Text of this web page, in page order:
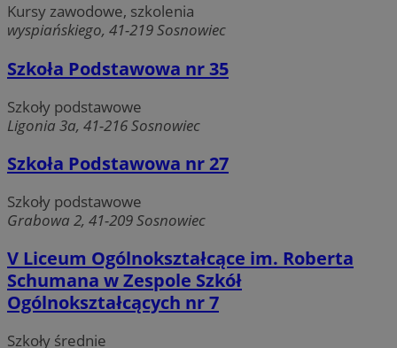
Kursy zawodowe, szkolenia
wyspiańskiego, 41-219 Sosnowiec
Szkoła Podstawowa nr 35
Szkoły podstawowe
Ligonia 3a, 41-216 Sosnowiec
Szkoła Podstawowa nr 27
Szkoły podstawowe
Grabowa 2, 41-209 Sosnowiec
V Liceum Ogólnokształcące im. Roberta
Schumana w Zespole Szkół
Ogólnokształcących nr 7
Szkoły średnie